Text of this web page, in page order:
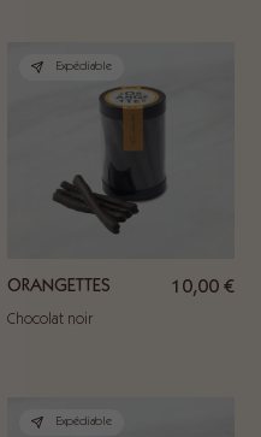
Expédiable
ORANGETTES 10,00 €
Chocolat noir
Expédiable